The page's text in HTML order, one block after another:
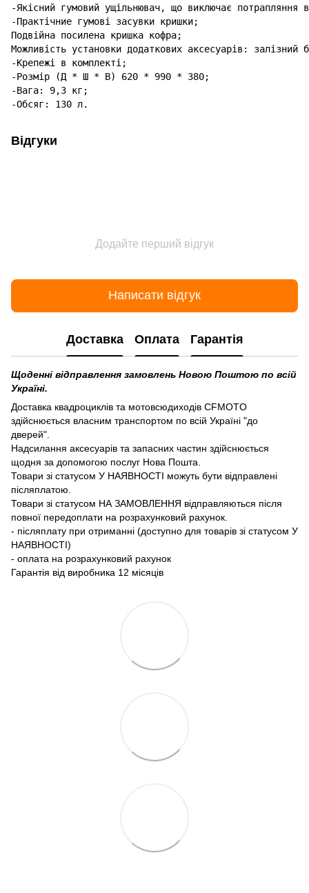
-Якісний гумовий ущільнювач, що виключає потрапляння
-Практічние гумові засувки кришки;
Подвійна посилена кришка кофра;
Можливість установки додаткових аксесуарів:
-Крепежі в комплекті;
-Розмір (Д * Ш * В) 620 * 990 * 380;
-Вага: 9,3 кг;
-Обсяг: 130 л.
Відгуки
Додайте перший відгук
Написати відгук
Доставка Оплата Гарантія
Щоденні відправлення замовлень Новою Поштою по всій
Україні.
Доставка квадроциклів та мотовсюдиходів CFMOTO
здійснюється власним транспортом по всій Україні "до
дверей".
Надсилання аксесуарів та запасних частин здійснюється
щодня за допомогою послуг Нова Пошта.
Товари зі статусом У НАЯВНОСТІ можуть бути відправлені
післяплатою.
Товари зі статусом НА ЗАМОВЛЕННЯ відправляються після
повної передоплати на розрахунковий рахунок.
- післяплату при отриманні (доступно для товарів зі статусом У
НАЯВНОСТІ)
- оплата на розрахунковий рахунок
Гарантія від виробника 12 місяців